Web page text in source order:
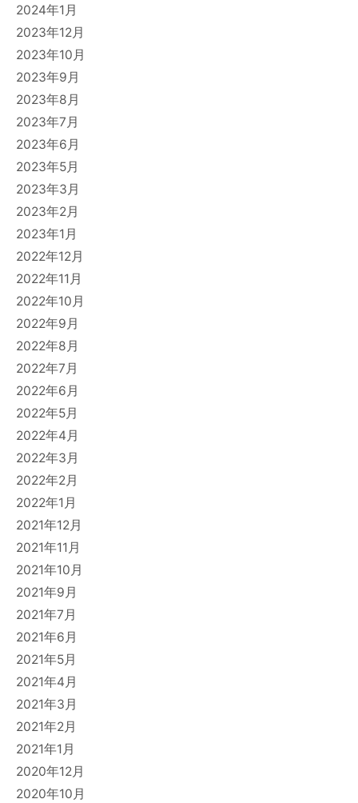
2024年1月
2023年12月
2023年10月
2023年9月
2023年8月
2023年7月
2023年6月
2023年5月
2023年3月
2023年2月
2023年1月
2022年12月
2022年11月
2022年10月
2022年9月
2022年8月
2022年7月
2022年6月
2022年5月
2022年4月
2022年3月
2022年2月
2022年1月
2021年12月
2021年11月
2021年10月
2021年9月
2021年7月
2021年6月
2021年5月
2021年4月
2021年3月
2021年2月
2021年1月
2020年12月
2020年10月